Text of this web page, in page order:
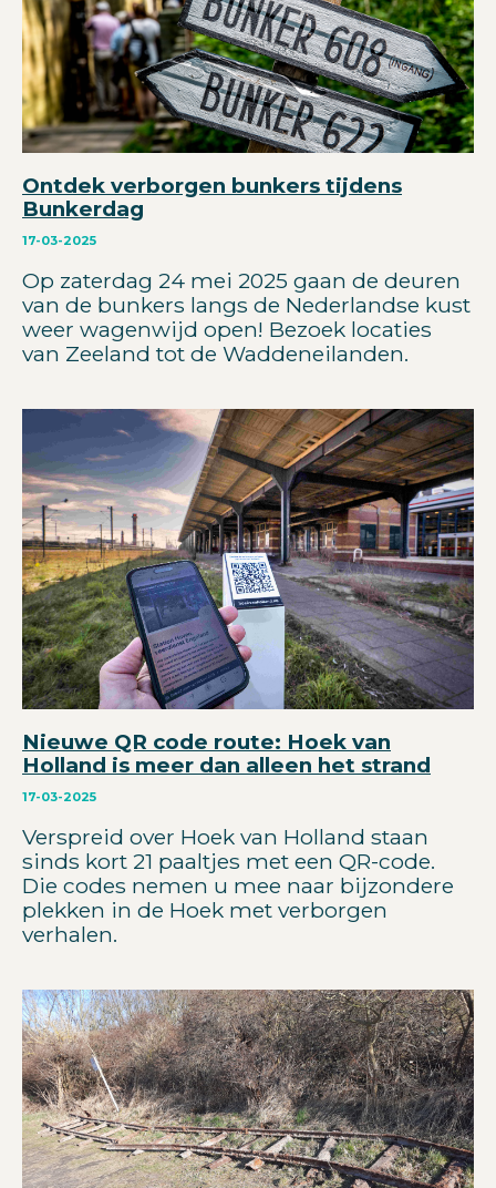
Ontdek verborgen bunkers tijdens
Bunkerdag
17-03-2025
Op zaterdag 24 mei 2025 gaan de deuren
van de bunkers langs de Nederlandse kust
weer wagenwijd open! Bezoek locaties
van Zeeland tot de Waddeneilanden.
Nieuwe QR code route: Hoek van
Holland is meer dan alleen het strand
17-03-2025
Verspreid over Hoek van Holland staan
sinds kort 21 paaltjes met een QR-code.
Die codes nemen u mee naar bijzondere
plekken in de Hoek met verborgen
verhalen.